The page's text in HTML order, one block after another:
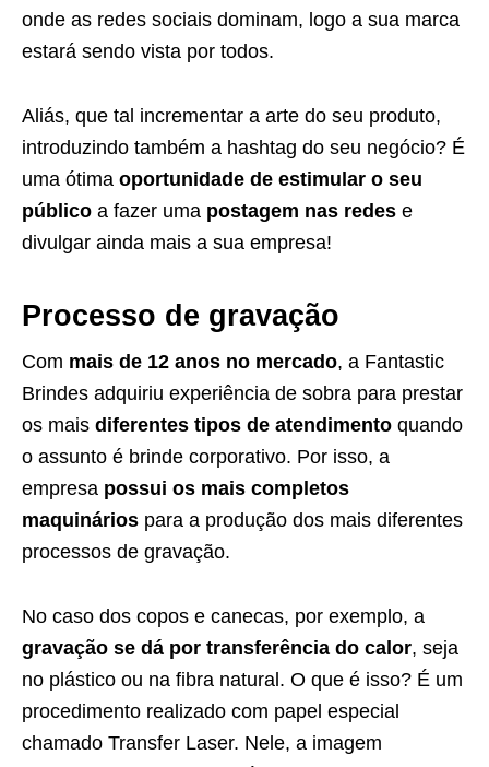
onde as redes sociais dominam, logo a sua marca
estará sendo vista por todos.
Aliás, que tal incrementar a arte do seu produto,
introduzindo também a hashtag do seu negócio? É
uma ótima oportunidade de estimular o seu
público a fazer uma postagem nas redes e
divulgar ainda mais a sua empresa!
Processo de gravação
Com mais de 12 anos no mercado, a Fantastic
Brindes adquiriu experiência de sobra para prestar
os mais diferentes tipos de atendimento quando
o assunto é brinde corporativo. Por isso, a
empresa possui os mais completos
maquinários para a produção dos mais diferentes
processos de gravação.
No caso dos copos e canecas, por exemplo, a
gravação se dá por transferência do calor, seja
no plástico ou na fibra natural. O que é isso? É um
procedimento realizado com papel especial
chamado Transfer Laser. Nele, a imagem